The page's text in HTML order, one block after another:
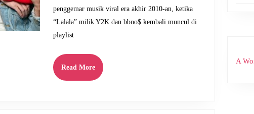
–
Lalala
penggemar musik viral era akhir 2010-an, ketika
“Lalala” milik Y2K dan bbno$ kembali muncul di
playlist
Read MoreRead
More
A